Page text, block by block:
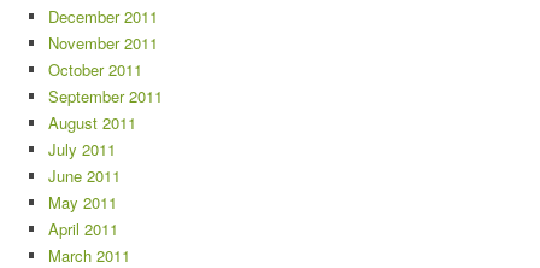
December 2011
November 2011
October 2011
September 2011
August 2011
July 2011
June 2011
May 2011
April 2011
March 2011